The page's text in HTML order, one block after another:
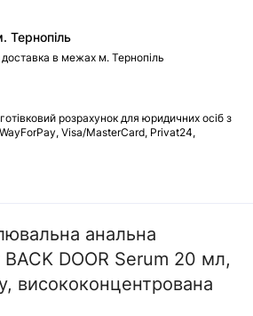
Тернопіль
в межах м. Тернопіль
розрахунок для юридичних осіб з
Visa/MasterCard, Privat24,
анальна
DOOR Serum 20 мл,
висококонцентрована